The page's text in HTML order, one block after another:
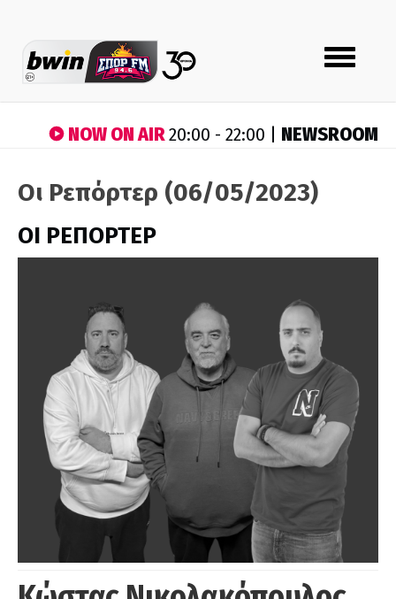
Toggle
navigation
NOW ON AIR20:00 - 22:00 | NEWSROOM
Οι Ρεπόρτερ (06/05/2023)
ΟΙ ΡΕΠΟΡΤΕΡ